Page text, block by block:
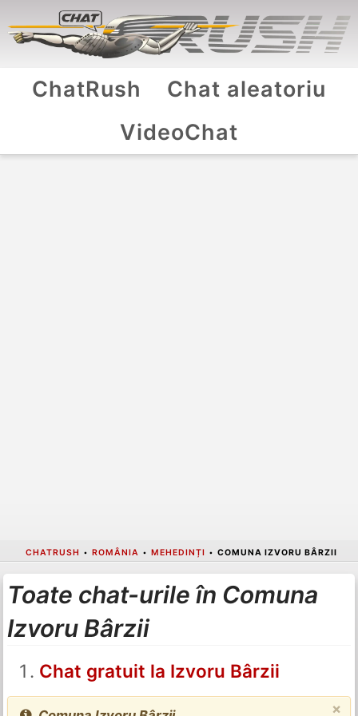
ChatRush
Chat aleatoriu
VideoChat
CHATRUSH • ROMÂNIA • MEHEDINȚI • COMUNA IZVORU BÂRZII
Toate chat-urile în Comuna
Izvoru Bârzii
Chat gratuit la Izvoru Bârzii
×